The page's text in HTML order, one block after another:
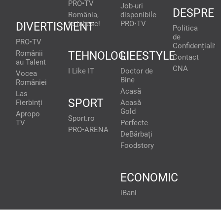
DIVERTISMENT
PRO•TV
Românii
au Talent
Vocea
României
Las
Fierbinți
Apropo
TV
PRO•TV
România,
te iubesc!
TEHNOLOGIE
I Like IT
SPORT
Sport.ro
PRO•ARENA
Job-uri
disponibile
PRO•TV
LIFESTYLE
Doctor de
Bine
Acasă
Acasă
Gold
Perfecte
DeBărbați
Foodstory
ECONOMIC
iBani
DESPRE
Politica
de
Contact
CNA